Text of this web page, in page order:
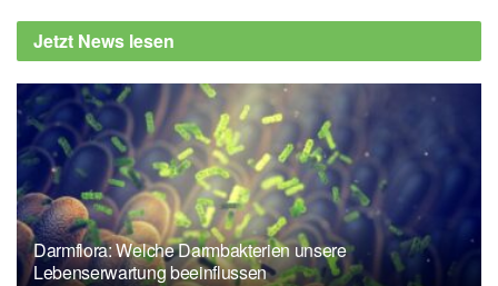
with Asthma Have a Higher Risk of
Developing Obesity (PDF, veröffentlicht:
Moitra S, Carsin A-E, Abramson MJ, et al.:
Long-term effect of asthma on the
development of obesity among adults: an
international cohort study, ECRHS; in:
Thorax (2022),thorax.bmj.com
Jetzt News lesen
Darmflora: Welche Darmbakterien unsere
Lebenserwartung beeinflussen